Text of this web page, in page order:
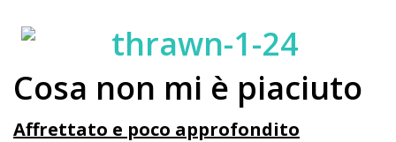
Cosa non mi è piaciuto
Affrettato e poco approfondito